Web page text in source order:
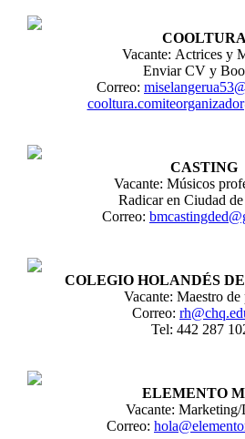
COOLTURA
Vacante: Actrices y
Enviar CV y
Correo:
CASTING
Vacante: Músicos
Radicar en Ciudad
Correo:
COLEGIO HOLANDÉS
Vacante: Maestro de
Correo:
Tel: 442 287
ELEMENTO
Vacante: Marketing/
Correo: